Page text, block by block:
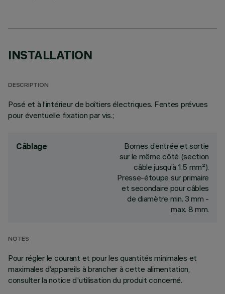
INSTALLATION
DESCRIPTION
Posé et à l’intérieur de boîtiers électriques. Fentes prévues
pour éventuelle fixation par vis.;
Câblage
Bornes d’entrée et sortie
sur le même côté (section
câble jusqu’à 1.5 mm²).
Presse-étoupe sur primaire
et secondaire pour câbles
de diamètre min. 3 mm -
max. 8 mm.
NOTES
Pour régler le courant et pour les quantités minimales et
maximales d’appareils à brancher à cette alimentation,
consulter la notice d'utilisation du produit concerné.